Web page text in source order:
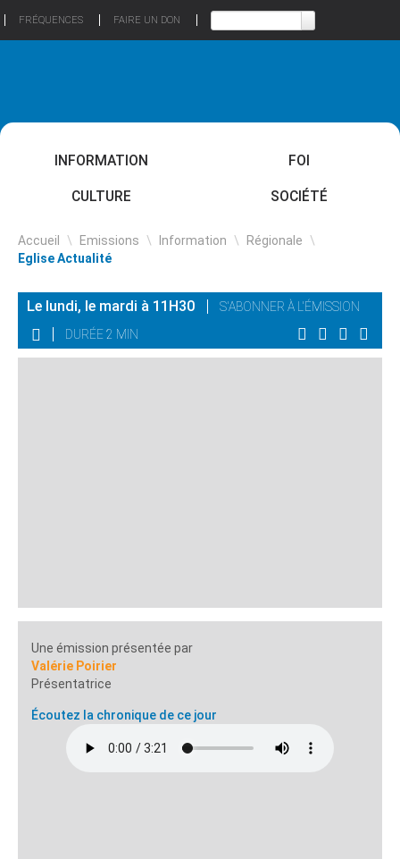
FRÉQUENCES FAIRE UN DON
INFORMATION FOI
CULTURE SOCIÉTÉ
Accueil \ Emissions \ Information \ Régionale \
Eglise Actualité
Le lundi, le mardi à 11H30
S'ABONNER À L'ÉMISSION
DURÉE 2 MIN
Une émission présentée par
Valérie Poirier
Présentatrice
Écoutez la chronique de ce jour